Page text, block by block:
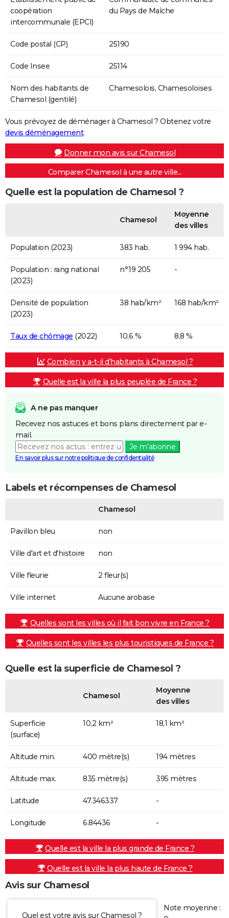
coopération
intercommunale (EPCI)
du Pays de Maîche
Code postal (CP) 25190
Code Insee 25114
Nom des habitants de
Chamesol (gentilé)
Chamesolois, Chamesoloises
Vous prévoyez de déménager à Chamesol ? Obtenez votre
devis déménagement.
Donner mon avis sur Chamesol
Comparer Chamesol à une autre ville...
Quelle est la population de Chamesol ?
Chamesol
Moyenne
des villes
Population (2023) 383 hab. 1 994 hab.
Population : rang national
(2023)
n°19 205 -
Densité de population
(2023)
38 hab/km² 168 hab/km²
Taux de chômage (2022) 10,6 % 8,8 %
Combien y a-t-il d'habitants à Chamesol ?
Quelle est la ville la plus peuplée de France ?
A ne pas manquer
Recevez nos astuces et bons plans directement par e-
mail.
Je m'abonne
En savoir plus sur notre politique de confidentialité
Labels et récompenses de Chamesol
Chamesol
Pavillon bleu non
Ville d'art et d'histoire non
Ville fleurie 2 fleur(s)
Ville internet Aucune arobase
Quelles sont les villes où il fait bon vivre en France ?
Quelles sont les villes les plus touristiques de France ?
Quelle est la superficie de Chamesol ?
Chamesol
Moyenne
des villes
Superficie
(surface)
10,2 km² 18,1 km²
Altitude min. 400 mètre(s) 194 mètres
Altitude max. 835 mètre(s) 395 mètres
Latitude 47.346337 -
Longitude 6.84436 -
Quelle est la ville la plus grande de France ?
Quelle est la ville la plus haute de France ?
Avis sur Chamesol
Quel est votre avis sur Chamesol ?
Note moyenne :